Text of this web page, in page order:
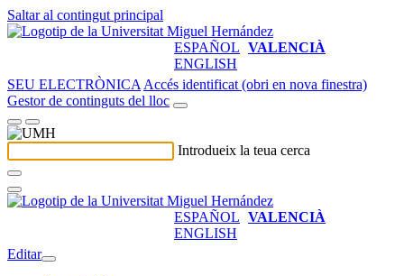
Saltar al contingut principal
ESPAÑOL VALENCIÀ
ENGLISH
SEU ELECTRÒNICA Accés identificat (obri en nova finestra)
Gestor de continguts del lloc
Introdueix la teua cerca
ESPAÑOL VALENCIÀ
ENGLISH
Editar